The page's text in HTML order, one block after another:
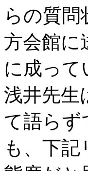
らの質
方会館に
に成って
浅井先生
て語らず
も、下